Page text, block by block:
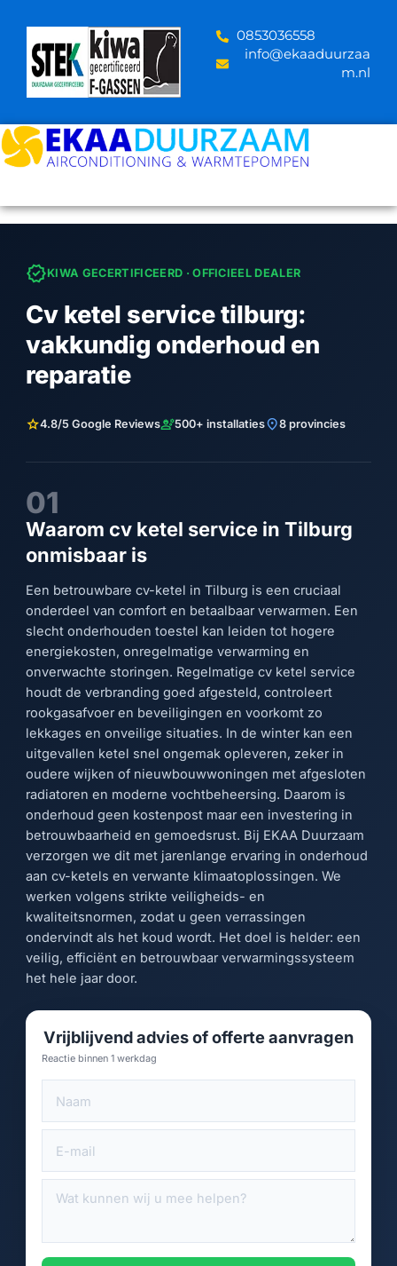
content
‪0853036558
info@ekaaduurzaa
m.nl
verifiedKIWA GECERTIFICEERD · OFFICIEEL DEALER
Cv ketel service tilburg:
vakkundig onderhoud en
reparatie
star4.8/5 Google Reviewsengineering500+ installatieslocation_on8 provincies
01
Waarom cv ketel service in Tilburg
onmisbaar is
Een betrouwbare cv-ketel in Tilburg is een cruciaal
onderdeel van comfort en betaalbaar verwarmen. Een
slecht onderhouden toestel kan leiden tot hogere
energiekosten, onregelmatige verwarming en
onverwachte storingen. Regelmatige cv ketel service
houdt de verbranding goed afgesteld, controleert
rookgasafvoer en beveiligingen en voorkomt zo
lekkages en onveilige situaties. In de winter kan een
uitgevallen ketel snel ongemak opleveren, zeker in
oudere wijken of nieuwbouwwoningen met afgesloten
radiatoren en moderne vochtbeheersing. Daarom is
onderhoud geen kostenpost maar een investering in
betrouwbaarheid en gemoedsrust. Bij EKAA Duurzaam
verzorgen we dit met jarenlange ervaring in onderhoud
aan cv-ketels en verwante klimaatoplossingen. We
werken volgens strikte veiligheids- en
kwaliteitsnormen, zodat u geen verrassingen
ondervindt als het koud wordt. Het doel is helder: een
veilig, efficiënt en betrouwbaar verwarmingssysteem
het hele jaar door.
Vrijblijvend advies of offerte aanvragen
Reactie binnen 1 werkdag